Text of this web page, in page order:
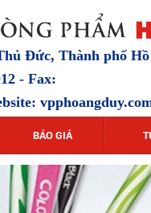
Đức, Thành phố
- Fax:
BÁO GIÁ